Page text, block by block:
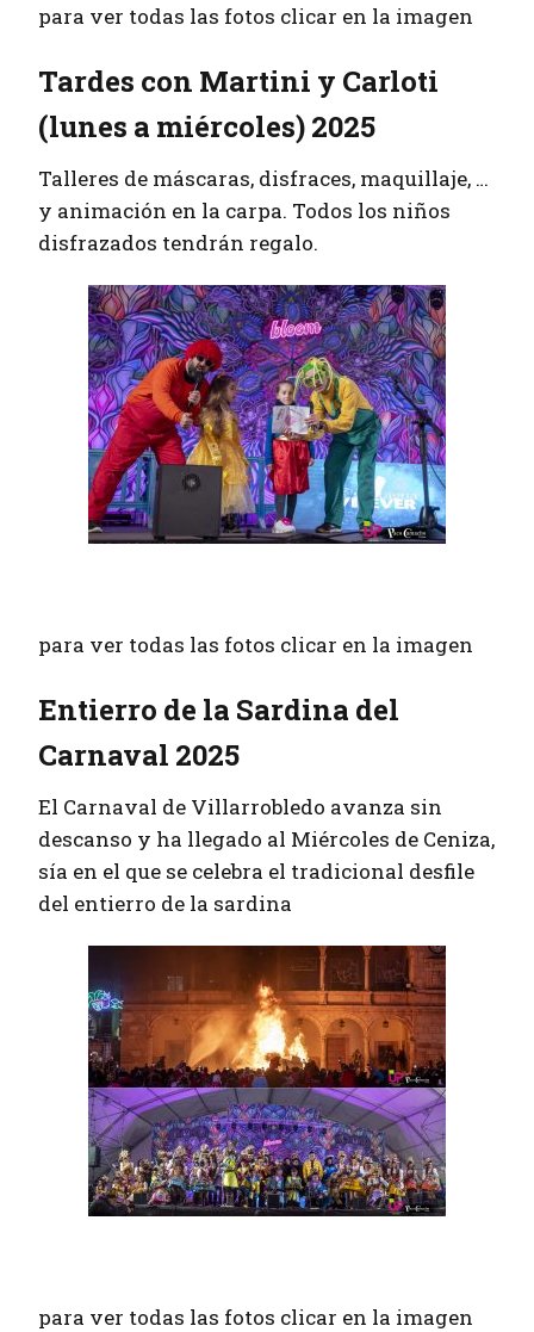
para ver todas las fotos clicar en la imagen
Tardes con Martini y Carloti
(lunes a miércoles) 2025
Talleres de máscaras, disfraces, maquillaje, …
y animación en la carpa. Todos los niños
disfrazados tendrán regalo.
para ver todas las fotos clicar en la imagen
Entierro de la Sardina del
Carnaval 2025
El Carnaval de Villarrobledo avanza sin
descanso y ha llegado al Miércoles de Ceniza,
sía en el que se celebra el tradicional desfile
del entierro de la sardina
para ver todas las fotos clicar en la imagen